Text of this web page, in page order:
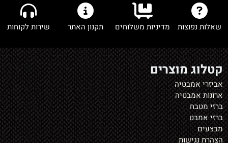
שאלות נפוצות מדיניות משלוחים תקנון האתר שירות לקוחות
קטלוג מוצרים
אביזרי אמבטיה
ארונות אמבטיה
ברזי מטבח
ברזי אמבט
מבצעים
הצהרת נגישות